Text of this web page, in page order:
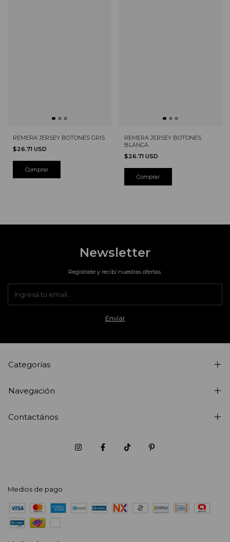
REMERA JERSEY BOTONES GRIS
$26.71 USD
REMERA JERSEY BOTONES
BLANCA
$26.71 USD
Newsletter
Registrate y recibí nuestras ofertas.
Categorías
Navegación
Contactános
Medios de pago